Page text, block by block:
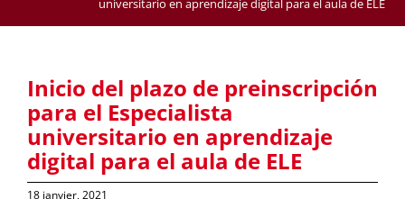
universitario en aprendizaje digital para el aula de ELE
Inicio del plazo de preinscripción
para el Especialista
universitario en aprendizaje
digital para el aula de ELE
18 janvier, 2021